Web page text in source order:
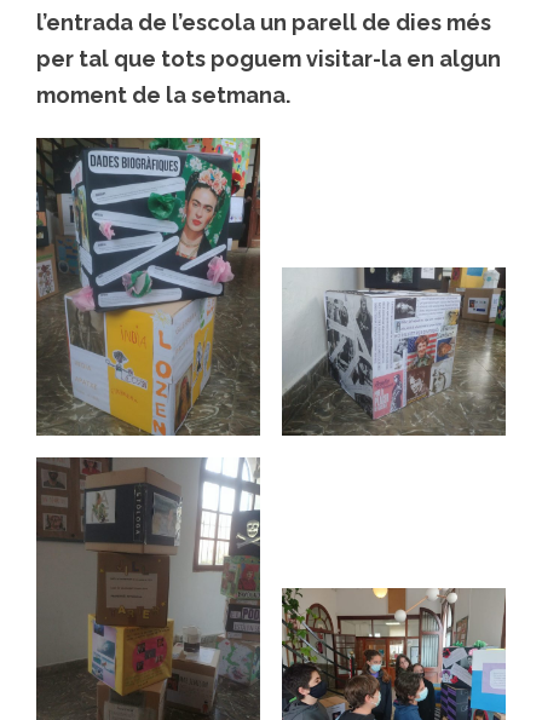
l’entrada de l’escola un parell de dies més
per tal que tots poguem visitar-la en algun
moment de la setmana.